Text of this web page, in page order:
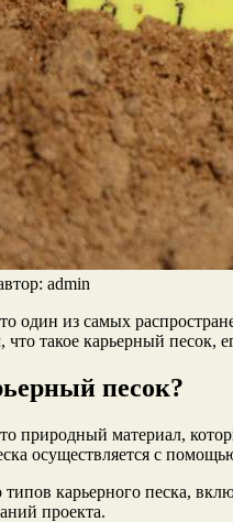
admin
один из самых
что такое карьерный песок,
песок?
природный материал,
осуществляется с
типов карьерного песка,
проекта.